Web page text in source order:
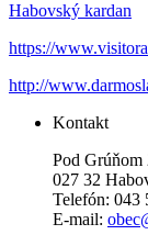
Habovský kardan
https://
http://
Kontakt
Pod Grúňom
027 32
Telefón: 043
E-mail: